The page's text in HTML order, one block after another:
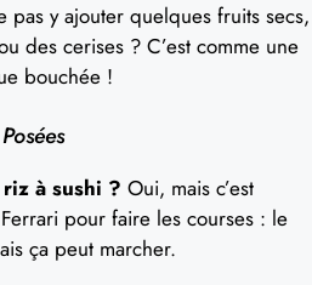
pas y ajouter quelques fruits secs,
des cerises ? C’est comme une
bouchée !
à sushi ? Oui, mais c’est
pour faire les courses : le
ça peut marcher.